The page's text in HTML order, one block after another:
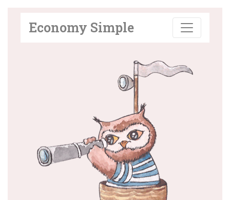
Economy Simple